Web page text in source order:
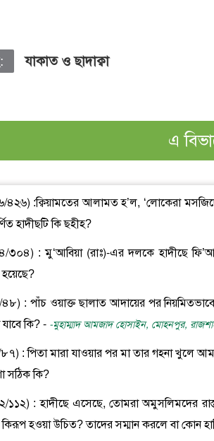
যাকাত ও ছাদাক্বা
এ
৪২৬) :ক্বিয়ামতের আলামত হ’ল, ‘লোকেরা
হাদীছটি কি ছহীহ?
৩০৪) : মু‘আবিয়া (রাঃ)-এর দলকে হাদীছে
৪৮) : পাঁচ ওয়াক্ত ছালাত আদায়ের পর
কি? - -মুহাম্মাদ আমজাদ হোসাইন, মোহনপুর,
৮৭) : পিতা মারা যাওয়ার পর মা তার গহনা খুলে
সঠিক কি?
১১২) : হাদীছে এসেছে, তোমরা অমুসলিমদের
হওয়া উচিত? তাদের সম্মান করলে বা কোন